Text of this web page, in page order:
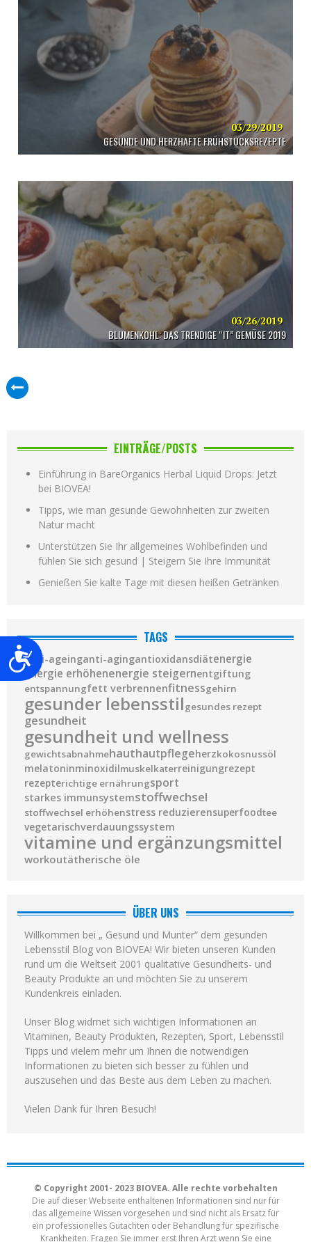
Barrierefreiheit
03/29/2019
GESUNDE UND HERZHAFTE FRÜHSTÜCKSREZEPTE
03/26/2019
BLUMENKOHL: DAS TRENDIGE “IT” GEMÜSE 2019
EINTRÄGE/POSTS
Einführung in BareOrganics Herbal Liquid Drops: Jetzt
bei BIOVEA!
Tipps, wie man gesunde Gewohnheiten zur zweiten
Natur macht
Unterstützen Sie Ihr allgemeines Wohlbefinden und
fühlen Sie sich gesund | Steigern Sie Ihre Immunität
Genießen Sie kalte Tage mit diesen heißen Getränken
TAGS
anti-ageinganti-agingantioxidansdiätenergie
energie erhöhenenergie steigernentgiftung
entspannungfett verbrennenfitnessgehirn
gesunder lebensstilgesundes rezept
gesundheit
gesundheit und wellness
gewichtsabnahmehauthautpflegeherzkokosnussöl
melatoninminoxidilmuskelkaterreinigungrezept
rezepterichtige ernährungsport
starkes immunsystemstoffwechsel
stoffwechsel erhöhenstress reduzierensuperfoodtee
vegetarischverdauungssystem
vitamine und ergänzungsmittel
workoutätherische öle
ÜBER UNS
Willkommen bei „ Gesund und Munter“ dem gesunden
Lebensstil Blog von BIOVEA! Wir bieten unseren Kunden
rund um die Weltseit 2001 qualitative Gesundheits- und
Beauty Produkte an und möchten Sie zu unserem
Kundenkreis einladen.
Unser Blog widmet sich wichtigen Informationen an
Vitaminen, Beauty Produkten, Rezepten, Sport, Lebensstil
Tipps und vielem mehr um Ihnen die notwendigen
Informationen zu bieten sich besser zu fühlen und
auszusehen und das Beste aus dem Leben zu machen.
Vielen Dank für Ihren Besuch!
© Copyright 2001- 2023 BIOVEA. Alle rechte vorbehalten
Die auf dieser Webseite enthaltenen Informationen sind nur für
das allgemeine Wissen vorgesehen und sind nicht als Ersatz für
ein professionelles Gutachten oder Behandlung für spezifische
Krankheiten. Fragen Sie immer erst Ihren Arzt wenn Sie eine